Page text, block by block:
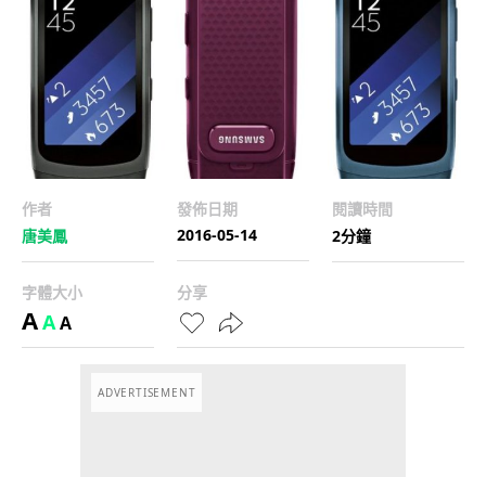
作者
唐美鳳
發佈日期
2016-05-14
閱讀時間
2分鐘
字體大小
AAA
分享
ADVERTISEMENT